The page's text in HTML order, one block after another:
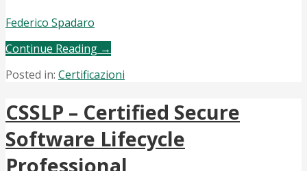
Federico Spadaro
Continue Reading →
Posted in: Certificazioni
CSSLP – Certified Secure
Software Lifecycle
Professional